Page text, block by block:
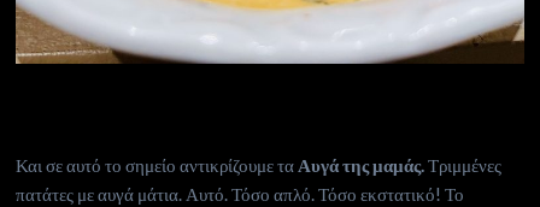
Και σε αυτό το σημείο αντικρίζουμε τα Αυγά της μαμάς.Τριμμένες
πατάτες με αυγά μάτια. Αυτό. Τόσο απλό. Τόσο εκστατικό! Το